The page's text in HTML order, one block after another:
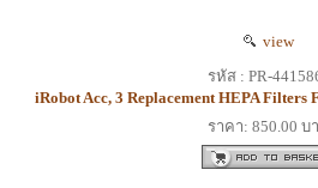
view
รหัส : PR-
iRobot Acc, 3 Replacement HEPA Filters
ราคา: 850.00 บ